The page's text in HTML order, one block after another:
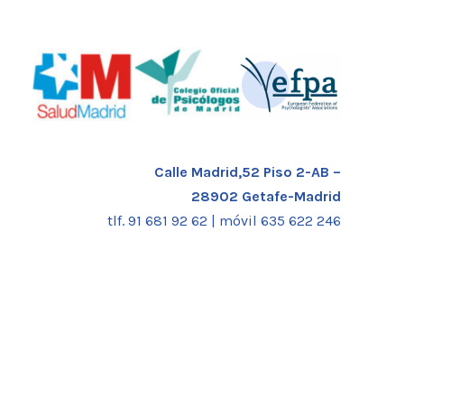
Calle Madrid,52 Piso 2-AB –
28902 Getafe-Madrid
tlf. 91 681 92 62 | móvil 635 622 246